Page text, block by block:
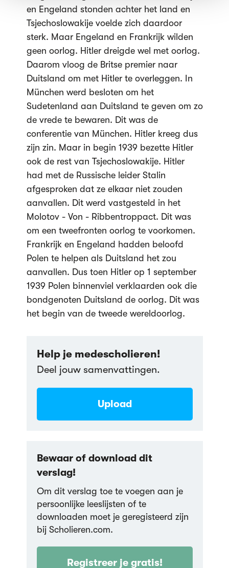
en Engeland stonden achter het land en
Tsjechoslowakije voelde zich daardoor
sterk. Maar Engeland en Frankrijk wilden
geen oorlog. Hitler dreigde wel met oorlog.
Daarom vloog de Britse premier naar
Duitsland om met Hitler te overleggen. In
München werd besloten om het
Sudetenland aan Duitsland te geven om zo
de vrede te bewaren. Dit was de
conferentie van München. Hitler kreeg dus
zijn zin. Maar in begin 1939 bezette Hitler
ook de rest van Tsjechoslowakije. Hitler
had met de Russische leider Stalin
afgesproken dat ze elkaar niet zouden
aanvallen. Dit werd vastgesteld in het
Molotov - Von - Ribbentroppact. Dit was
om een tweefronten oorlog te voorkomen.
Frankrijk en Engeland hadden beloofd
Polen te helpen als Duitsland het zou
aanvallen. Dus toen Hitler op 1 september
1939 Polen binnenviel verklaarden ook die
bondgenoten Duitsland de oorlog. Dit was
het begin van de tweede wereldoorlog.
Help je medescholieren!
Deel jouw samenvattingen.
Upload
Bewaar of download dit
verslag!
Om dit verslag toe te voegen aan je
persoonlijke leeslijsten of te
downloaden moet je geregisteerd zijn
bij Scholieren.com.
Registreer je gratis!